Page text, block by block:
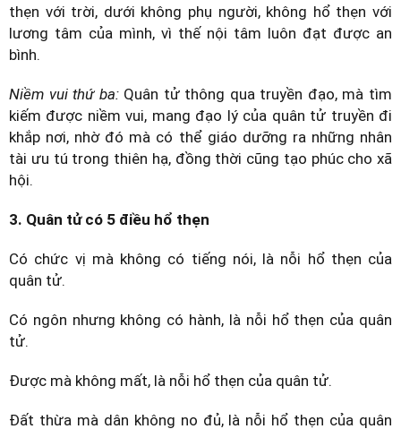
thẹn với trời, dưới không phụ người, không hổ thẹn với
lương tâm của mình, vì thế nội tâm luôn đạt được an
bình.
Niềm vui thứ ba:Quân tử thông qua truyền đạo, mà tìm
kiếm được niềm vui, mang đạo lý của quân tử truyền đi
khắp nơi, nhờ đó mà có thể giáo dưỡng ra những nhân
tài ưu tú trong thiên hạ, đồng thời cũng tạo phúc cho xã
hội.
3. Quân tử có 5 điều hổ thẹn
Có chức vị mà không có tiếng nói, là nỗi hổ thẹn của
quân tử.
Có ngôn nhưng không có hành, là nỗi hổ thẹn của quân
tử.
Được mà không mất, là nỗi hổ thẹn của quân tử.
Đất thừa mà dân không no đủ, là nỗi hổ thẹn của quân